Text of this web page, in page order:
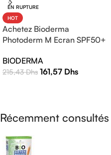
EN RUPTURE
HOT
Achetez Bioderma
Photoderm M Ecran SPF50+
Protection Solaire Haute
Efficacité
BIODERMA
215,43Dhs 161,57 Dhs
Récemment consultés